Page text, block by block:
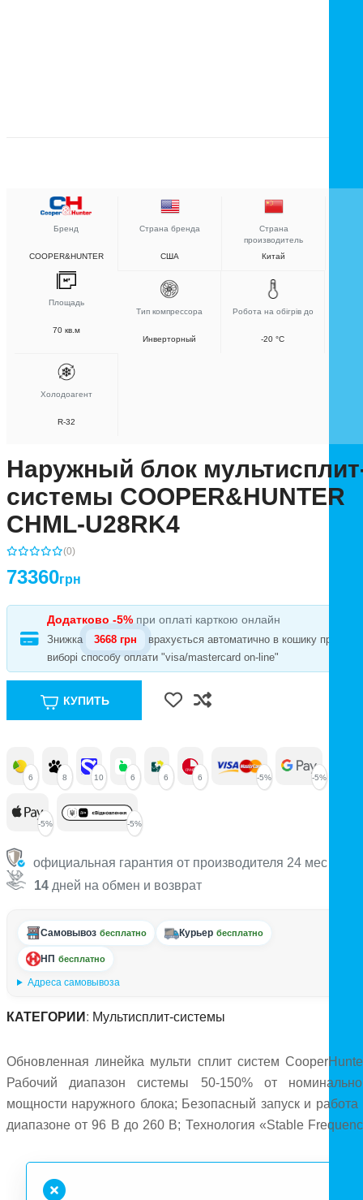
Бренд
COOPER&HUNTER
Страна бренда
США
Страна
производитель
Китай
Площадь
70 кв.м
Тип компрессора
Инверторный
Робота на обігрів до
-20 °C
Холодоагент
R-32
Наружный блок
системы COOPER&HUNTER
CHML-U28RK4
(0)
73360грн
Додатково -5% при оплаті карткою онлайн
Знижка 3668 грн
врахується автоматично в кошику при
виборі способу оплати "visa/mastercard on-line"
КУПИТЬ
6 8 10 6 6 6 -5% -5%
-5% -5%
официальная гарантия от производителя 24 мес
14 дней на обмен и возврат
Самовывоз бесплатно Курьер бесплатно
НП бесплатно
Адреса самовывоза
КАТЕГОРИИ : Мультисплит-системы
Обновленная линейка мульти сплит систем
Рабочий диапазон системы 50-150% от
мощности наружного блока; Безопасный запуск и работа
диапазоне от 96 В до 260 В; Технология «Stable
частотах (15 Гц); Noise Analysis Technology –
бесшумная работа внутреннего и наружного